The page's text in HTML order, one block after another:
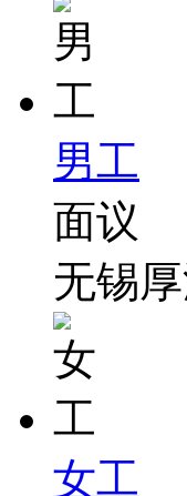
男工
面议
无锡
女工